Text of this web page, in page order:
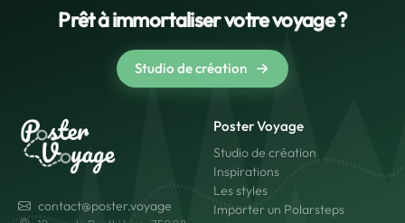
Prêt à immortaliser votre voyage ?
Studio de création
contact@poster.voyage
Poster Voyage
Studio de création
Inspirations
Les styles
Importer un Polarsteps